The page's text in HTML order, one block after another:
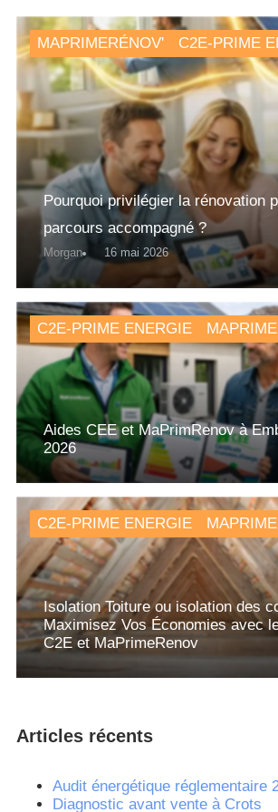
Catégorie :
MaPrimerénov’
Pourquoi privilégier la rénovation
parcours accompagné ?
Morgan 16 mai 2026
MAPRIMERÉNOV' C2E-PRIME
Aides CEE et MaPrimRenov à
2026
C2E-PRIME ENERGIE
Isolation Toiture ou isolation des
Maximisez Vos Économies avec
C2E et MaPrimeRenov
C2E-PRIME ENERGIE
Articles récents
Audit énergétique réglementaire
Diagnostic avant vente à Crots